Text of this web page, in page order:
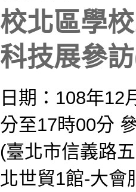
校北區學
科技展參
日期：108年12
分至17時00分
(臺北市信義路
北世貿1館-大會